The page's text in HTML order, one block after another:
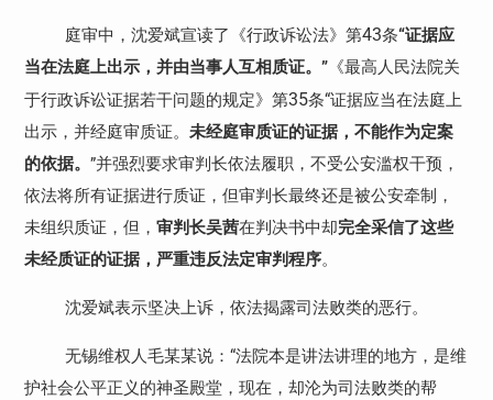
庭审中，沈爱斌宣读了《行政诉讼法》第43条“证据应
当在法庭上出示，并由当事人互相质证。”《最高人民法院关
于行政诉讼证据若干问题的规定》第35条“证据应当在法庭上
出示，并经庭审质证。 未经庭审质证的证据，不能作为定案
的依据。 ”并强烈要求审判长依法履职，不受公安滥权干预，
依法将所有证据进行质证，但审判长最终还是被公安牵制，
未组织质证，但， 审判长吴茜在判决书中却完全采信了这些
未经质证的证据，严重违反法定审判程序。
沈爱斌表示坚决上诉，依法揭露司法败类的恶行。
无锡维权人毛某某说：“法院本是讲法讲理的地方，是维
护社会公平正义的神圣殿堂，现在，却沦为司法败类的帮